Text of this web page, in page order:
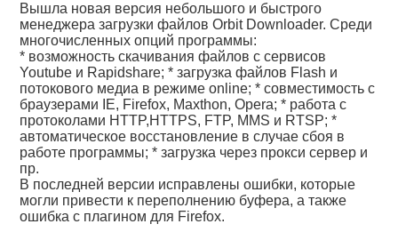
Вышла новая версия небольшого и быстрого
менеджера загрузки файлов Orbit Downloader. Среди
многочисленных опций программы:
* возможность скачивания файлов с сервисов
Youtube и Rapidshare; * загрузка файлов Flash и
потокового медиа в режиме online; * совместимость с
браузерами IE, Firefox, Maxthon, Opera; * работа с
протоколами HTTP,HTTPS, FTP, MMS и RTSP; *
автоматическое восстановление в случае сбоя в
работе программы; * загрузка через прокси сервер и
пр.
В последней версии исправлены ошибки, которые
могли привести к переполнению буфера, а также
ошибка с плагином для Firefox.